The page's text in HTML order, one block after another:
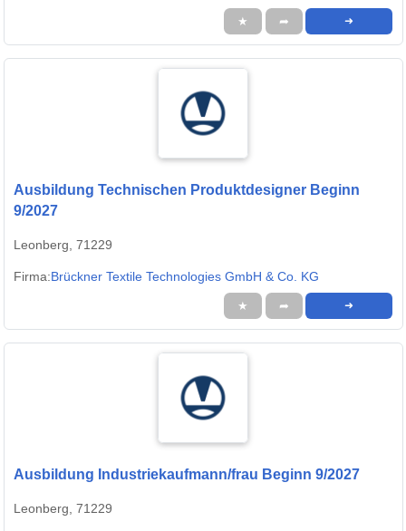
★ ➦ ➜
Ausbildung Technischen Produktdesigner Beginn
9/2027
Leonberg, 71229
Firma:Brückner Textile Technologies GmbH & Co. KG
★ ➦ ➜
Ausbildung Industriekaufmann/frau Beginn 9/2027
Leonberg, 71229